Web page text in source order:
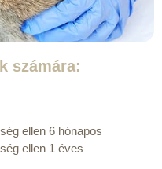
számára:
ellen 6 hónapos
ellen 1 éves